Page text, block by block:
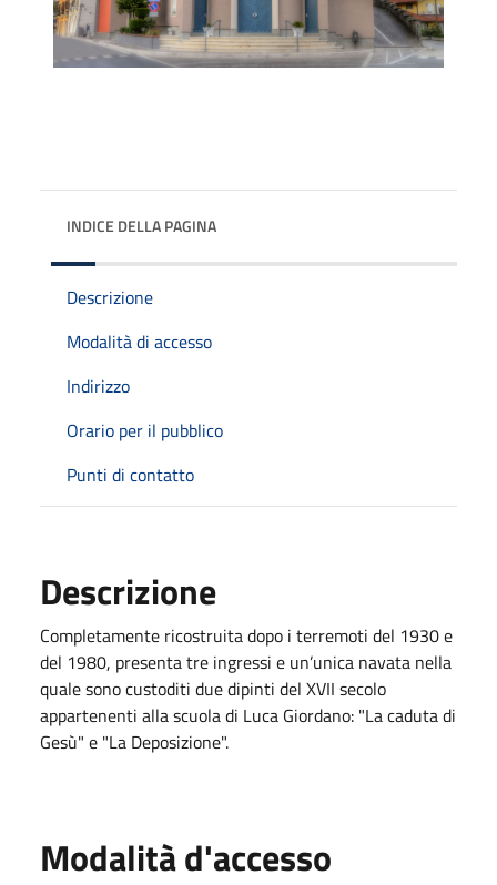
INDICE DELLA PAGINA
Descrizione
Modalità di accesso
Indirizzo
Orario per il pubblico
Punti di contatto
Descrizione
Completamente ricostruita dopo i terremoti del 1930 e
del 1980, presenta tre ingressi e un’unica navata nella
quale sono custoditi due dipinti del XVII secolo
appartenenti alla scuola di Luca Giordano: "La caduta di
Gesù" e "La Deposizione".
Modalità d'accesso